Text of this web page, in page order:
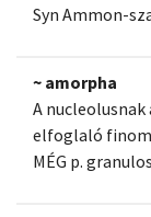
Syn Ammon-
~ amorpha
A
elfoglaló finom
MÉG p.